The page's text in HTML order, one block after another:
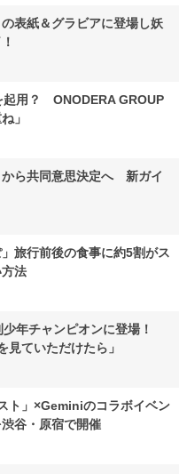
表紙＆グラビアに登場し妖
起用？ ONODERA GROUP
」
から共同意思決定へ 新ガイ
旅行前後の食事に約5割がス
法
年チャンピオンに登場！
見ていただけたら」
ト」×Geminiのコラボイベン
谷・原宿で開催